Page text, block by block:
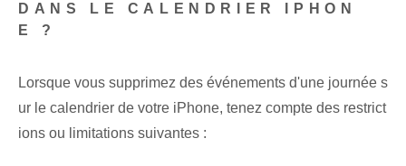
DANS LE CALENDRIER IPHON
E ?
Lorsque vous supprimez des événements d'une journée⁤ s
ur le calendrier de votre iPhone⁢, tenez compte des restrict
ions ou limitations suivantes :